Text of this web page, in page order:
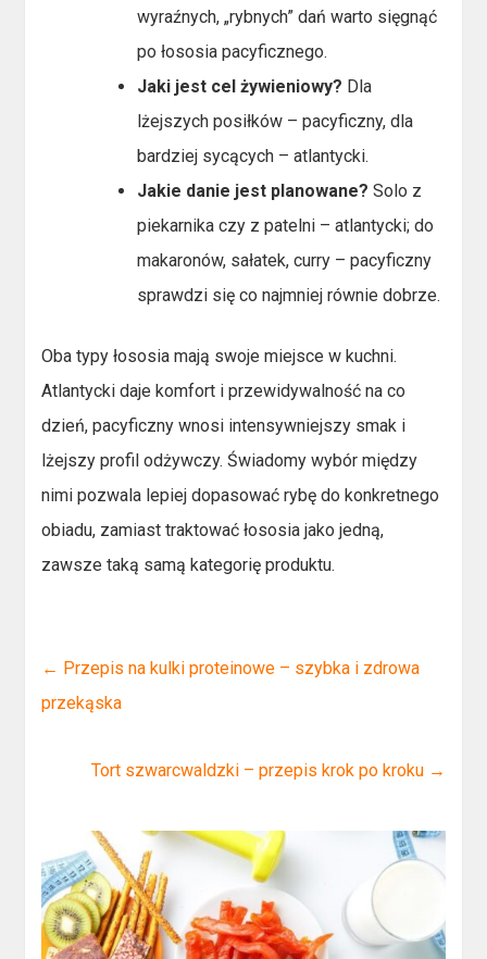
wyraźnych, „rybnych” dań warto sięgnąć
po łososia pacyficznego.
Jaki jest cel żywieniowy? Dla
lżejszych posiłków – pacyficzny, dla
bardziej sycących – atlantycki.
Jakie danie jest planowane? Solo z
piekarnika czy z patelni – atlantycki; do
makaronów, sałatek, curry – pacyficzny
sprawdzi się co najmniej równie dobrze.
Oba typy łososia mają swoje miejsce w kuchni.
Atlantycki daje komfort i przewidywalność na co
dzień, pacyficzny wnosi intensywniejszy smak i
lżejszy profil odżywczy. Świadomy wybór między
nimi pozwala lepiej dopasować rybę do konkretnego
obiadu, zamiast traktować łososia jako jedną,
zawsze taką samą kategorię produktu.
← Przepis na kulki proteinowe – szybka i zdrowa
przekąska
Tort szwarcwaldzki – przepis krok po kroku →